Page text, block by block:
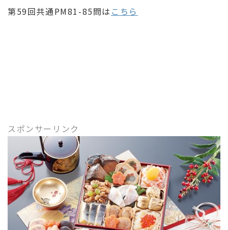
第59回共通PM81-85問は こちら
スポンサーリンク